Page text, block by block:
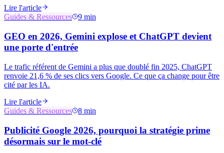
Lire l'article
Guides & Ressources
9 min
GEO en 2026, Gemini explose et ChatGPT devient
une porte d'entrée
Le trafic référent de Gemini a plus que doublé fin 2025, ChatGPT
renvoie 21,6 % de ses clics vers Google. Ce que ça change pour être
cité par les IA.
Lire l'article
Guides & Ressources
8 min
Publicité Google 2026, pourquoi la stratégie prime
désormais sur le mot-clé